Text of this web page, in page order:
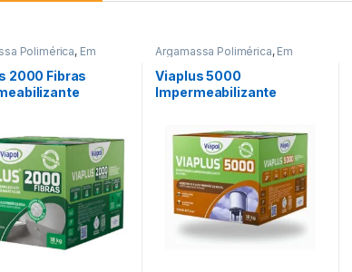
Polimérica, Em
Impermeabilizantes
2000 Fibras
Argamassa Polimérica, Em
Promoção
Impermeabilizantes
Viapol
Viaplus 5000
Impermeabilizante